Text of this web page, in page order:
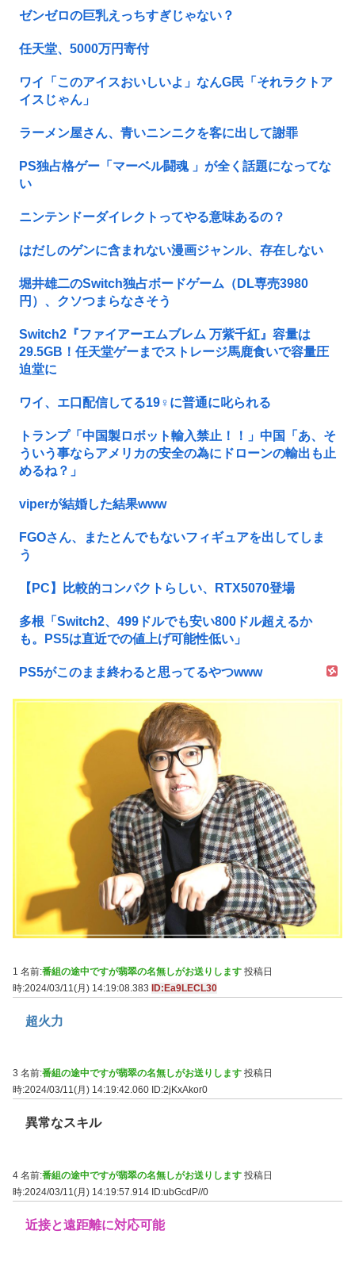
ゼンゼロの巨乳えっちすぎじゃない？
任天堂、5000万円寄付
ワイ「このアイスおいしいよ」なんG民「それラクトア
イスじゃん」
ラーメン屋さん、青いニンニクを客に出して謝罪
PS独占格ゲー「マーベル闘魂 」が全く話題になってな
い
ニンテンドーダイレクトってやる意味あるの？
はだしのゲンに含まれない漫画ジャンル、存在しない
堀井雄二のSwitch独占ボードゲーム（DL専売3980
円）、クソつまらなさそう
Switch2『ファイアーエムブレム 万紫千紅』容量は
29.5GB！任天堂ゲーまでストレージ馬鹿食いで容量圧
迫堂に
ワイ、エ口配信してる19♀に普通に叱られる
トランプ「中国製ロボット輸入禁止！！」中国「あ、そ
ういう事ならアメリカの安全の為にドローンの輸出も止
めるね？」
viperが結婚した結果www
FGOさん、またとんでもないフィギュアを出してしま
う
【PC】比較的コンパクトらしい、RTX5070登場
多根「Switch2、499ドルでも安い800ドル超えるか
も。PS5は直近での値上げ可能性低い」
PS5がこのまま終わると思ってるやつwww
1 名前:番組の途中ですが翡翠の名無しがお送りします 投稿日
時:2024/03/11(月) 14:19:08.383 ID:Ea9LECL30
超火力
3 名前:番組の途中ですが翡翠の名無しがお送りします 投稿日
時:2024/03/11(月) 14:19:42.060 ID:2jKxAkor0
異常なスキル
4 名前:番組の途中ですが翡翠の名無しがお送りします 投稿日
時:2024/03/11(月) 14:19:57.914 ID:ubGcdP//0
近接と遠距離に対応可能